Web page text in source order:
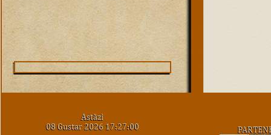
Astăzi
08 Gustar 2026 17:27:00